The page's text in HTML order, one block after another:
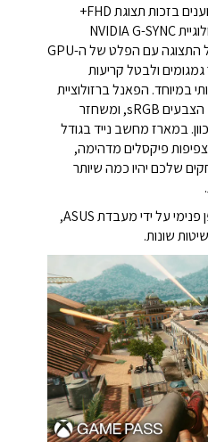
הישארו מעודכנים עם המקצוענים בזכות תצוגת FHD+
בקצב רענון של 165Hz. טכנולוגיית NVIDIA G-SYNC
מסנכרנת את קצב הרענון של התצוגה עם הפלט של ה-GPU
ולבטל קריעות
במיוחד. הפאנל ברזולוציית
FHD+ מכסה 100% ממרחב הצבעים sRGB, ומשחזר
במארז מחשב נייד בגודל
צפיפות פיקסלים מדהימה,
שלכם יהיו כמה שיותר
*יחס המסך לגוף נבדק באופן פנימי על ידי מעבדת ASUS,
שונות.